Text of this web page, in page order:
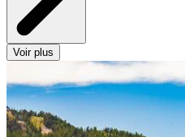
Voir plus